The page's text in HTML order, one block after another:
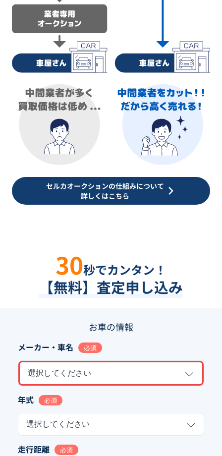
セルカオークションの仕組みについて
詳しくはこちら
30秒でカンタン！
【無料】査定申し込み
お車の情報
メーカー・車名 必須
選択してください
年式 必須
選択してください
走行距離 必須